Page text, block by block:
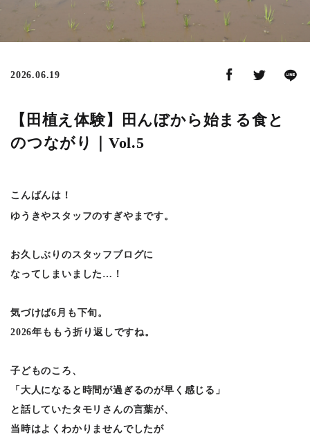
2026.06.19
【田植え体験】田んぼから始まる食と
のつながり｜Vol.5
こんばんは！
ゆうきやスタッフのすぎやまです。
お久しぶりのスタッフブログに
なってしまいました…！
気づけば6月も下旬。
2026年ももう折り返しですね。
子どものころ、
「大人になると時間が過ぎるのが早く感じる」
と話していたタモリさんの言葉が、
当時はよくわかりませんでしたが